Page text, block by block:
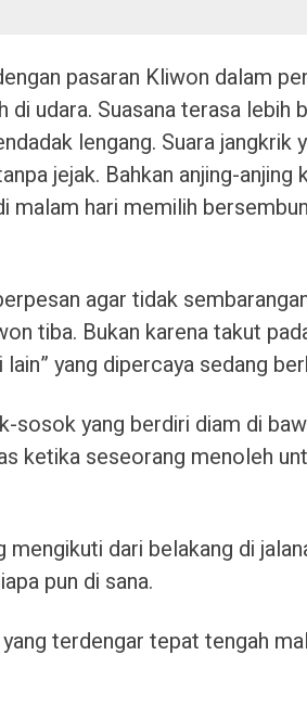
pasaran Kliwon dalam
di udara. Suasana terasa lebih
lengang. Suara jangkrik
jejak. Bahkan anjing-anjing
malam hari memilih
agar tidak
tiba. Bukan karena takut
yang dipercaya sedang
yang berdiri diam di
ketika seseorang menoleh
mengikuti dari belakang di
pun di sana.
terdengar tepat tengah